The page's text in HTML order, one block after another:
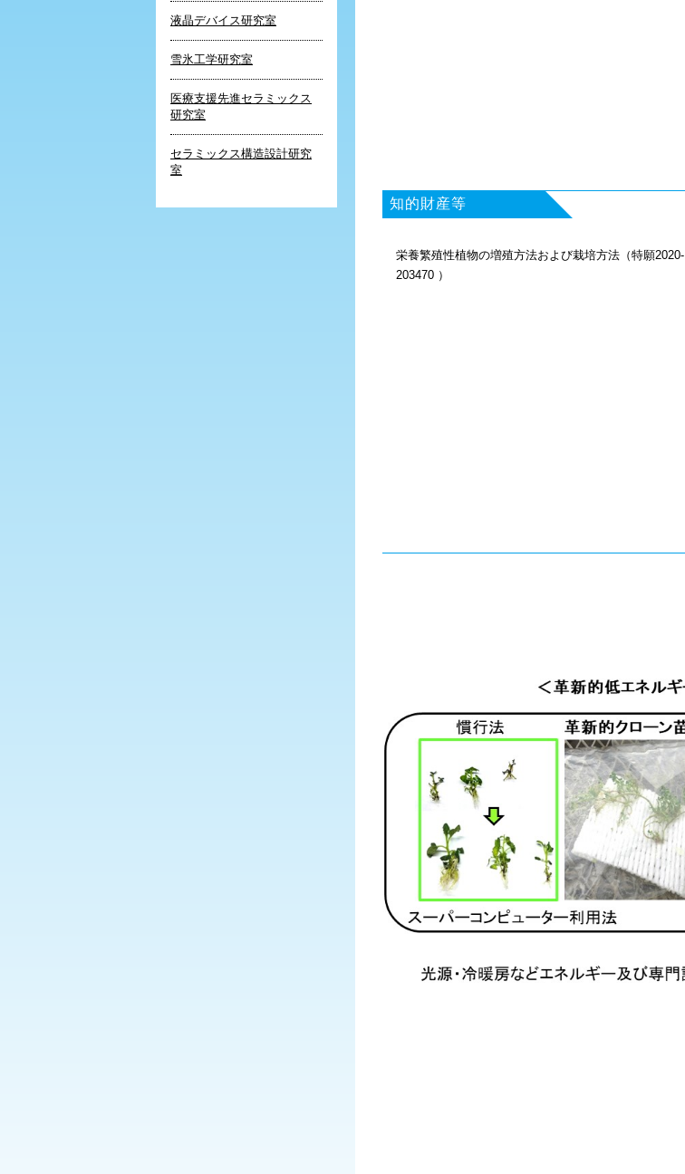
液晶デバイス研究室
雪氷工学研究室
医療支援先進セラミックス
研究室
セラミックス構造設計研究
室
知的財産等
栄養繁殖性植物の増殖方法および栽培方法（特願2020-
203470 ）